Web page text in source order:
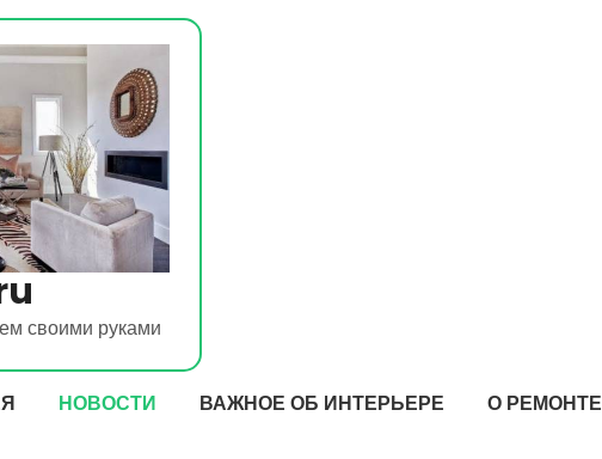
своими руками
НОВОСТИ ВАЖНОЕ ОБ ИНТЕРЬЕРЕ О РЕМОНТЕ